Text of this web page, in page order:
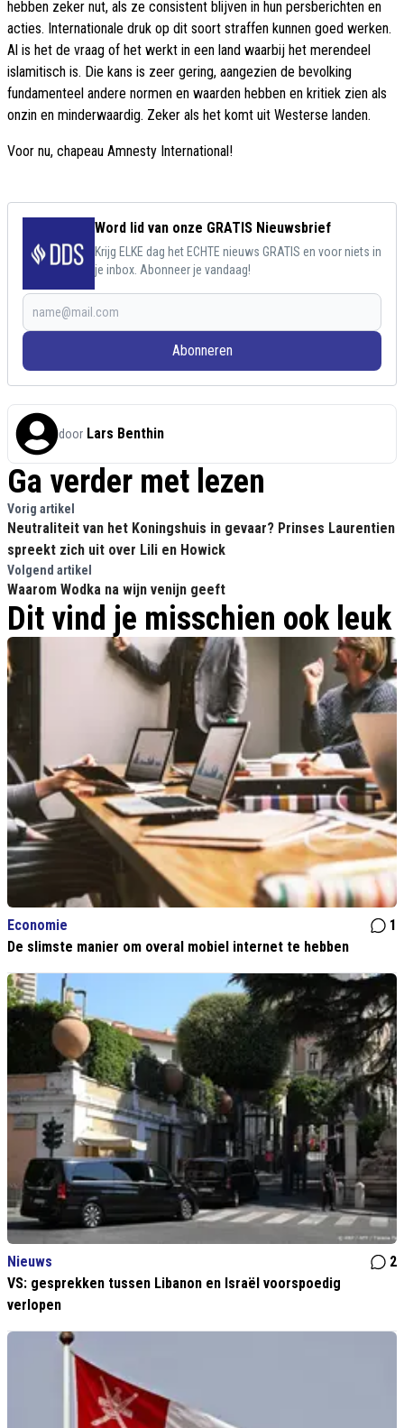
hebben zeker nut, als ze consistent blijven in hun persberichten en
acties. Internationale druk op dit soort straffen kunnen goed werken.
Al is het de vraag of het werkt in een land waarbij het merendeel
islamitisch is. Die kans is zeer gering, aangezien de bevolking
fundamenteel andere normen en waarden hebben en kritiek zien als
onzin en minderwaardig. Zeker als het komt uit Westerse landen.
Voor nu, chapeau Amnesty International!
Word lid van onze GRATIS Nieuwsbrief
Krijg ELKE dag het ECHTE nieuws GRATIS en voor niets in
je inbox. Abonneer je vandaag!
Abonneren
door Lars Benthin
Ga verder met lezen
Vorig artikel
Neutraliteit van het Koningshuis in gevaar? Prinses Laurentien
spreekt zich uit over Lili en Howick
Volgend artikel
Waarom Wodka na wijn venijn geeft
Dit vind je misschien ook leuk
Economie
1
De slimste manier om overal mobiel internet te hebben
Nieuws
2
VS: gesprekken tussen Libanon en Israël voorspoedig
verlopen